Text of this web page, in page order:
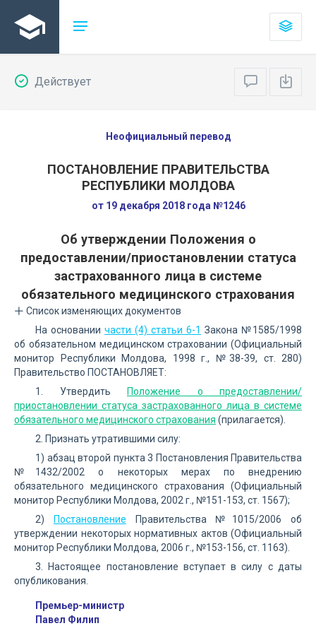
Действует
Неофициальный перевод
ПОСТАНОВЛЕНИЕ ПРАВИТЕЛЬСТВА
РЕСПУБЛИКИ МОЛДОВА
от 19 декабря 2018 года №1246
Об утверждении Положения о
предоставлении/приостановлении статуса
застрахованного лица в системе
обязательного медицинского страхования
Список изменяющих документов
На основании части (4) статьи 6-1 Закона №1585/1998
об обязательном медицинском страховании (Официальный
монитор Республики Молдова, 1998 г., №38-39, ст. 280)
Правительство ПОСТАНОВЛЯЕТ:
1. Утвердить
Положение о предоставлении/
приостановлении статуса застрахованного лица в системе
обязательного медицинского страхования (прилагается).
2. Признать утратившими силу:
1) абзац второй пункта 3 Постановления Правительства
№1432/2002 о некоторых мерах по внедрению
обязательного медицинского страхования (Официальный
монитор Республики Молдова, 2002 г., №151-153, ст. 1567);
2)
Постановление Правительства №1015/2006 об
утверждении некоторых нормативных актов (Официальный
монитор Республики Молдова, 2006 г., №153-156, ст. 1163).
3. Настоящее постановление вступает в силу с даты
опубликования.
Премьер-министр
Павел Филип